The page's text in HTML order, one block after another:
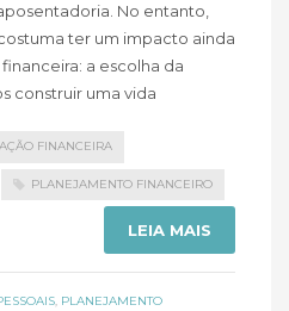
No entanto,
ter um impacto ainda
a escolha da
construir uma vida
FINANCEIRA
PLANEJAMENTO FINANCEIRO
LEIA MAIS
, PLANEJAMENTO